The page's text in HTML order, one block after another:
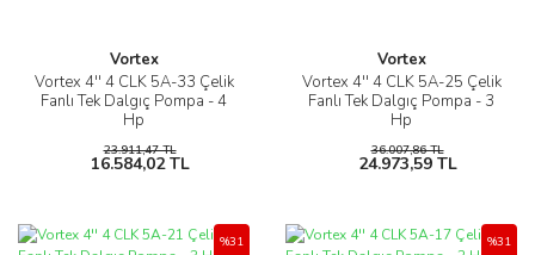
Vortex
Vortex 4'' 4 CLK 5A-33 Çelik
Fanlı Tek Dalgıç Pompa - 4
Hp
23.911,47 TL
16.584,02 TL
Vortex
Vortex 4'' 4 CLK 5A-25 Çelik
Fanlı Tek Dalgıç Pompa - 3
Hp
36.007,86 TL
24.973,59 TL
%31 %31